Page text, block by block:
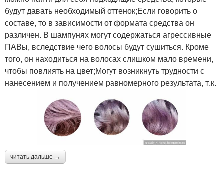
будут давать необходимый оттенок;Если говорить о
составе, то в зависимости от формата средства он
различен. В шампунях могут содержаться агрессивные
ПАВы, вследствие чего волосы будут сушиться. Кроме
того, он находиться на волосах слишком мало времени,
чтобы повлиять на цвет;Могут возникнуть трудности с
нанесением и получением равномерного результата, т.к.
читать дальше →